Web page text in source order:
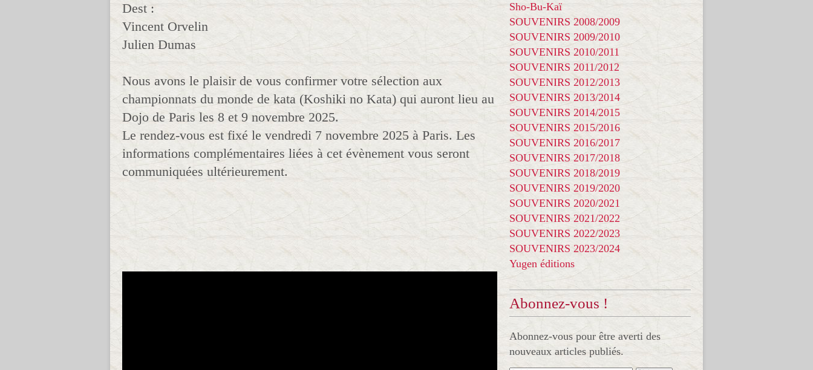
Dest :
Vincent Orvelin
Julien Dumas
Nous avons le plaisir de vous confirmer votre sélection aux
championnats du monde de kata (Koshiki no Kata) qui auront lieu au
Dojo de Paris les 8 et 9 novembre 2025.
Le rendez-vous est fixé le vendredi 7 novembre 2025 à Paris. Les
informations complémentaires liées à cet évènement vous seront
communiquées ultérieurement.
Sho-Bu-Kaï
SOUVENIRS 2008/2009
SOUVENIRS 2009/2010
SOUVENIRS 2010/2011
SOUVENIRS 2011/2012
SOUVENIRS 2012/2013
SOUVENIRS 2013/2014
SOUVENIRS 2014/2015
SOUVENIRS 2015/2016
SOUVENIRS 2016/2017
SOUVENIRS 2017/2018
SOUVENIRS 2018/2019
SOUVENIRS 2019/2020
SOUVENIRS 2020/2021
SOUVENIRS 2021/2022
SOUVENIRS 2022/2023
SOUVENIRS 2023/2024
Yugen éditions
Abonnez-vous !
Abonnez-vous pour être averti des
nouveaux articles publiés.